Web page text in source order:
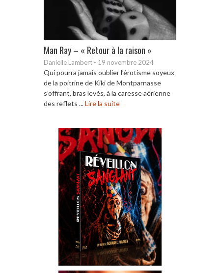
Man Ray – « Retour à la raison »
Danielle Lambert - 19 novembre 2024
Qui pourra jamais oublier l’érotisme soyeux
de la poitrine de Kiki de Montparnasse
s’offrant, bras levés, à la caresse aérienne
des reflets ...Lire la suite